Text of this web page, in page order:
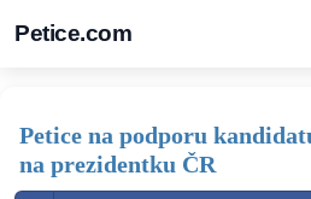
Petice.com
Petice na podporu
na prezidentku ČR